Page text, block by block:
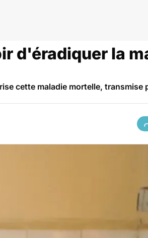
d'éradiquer la
cette maladie mortelle, transmise